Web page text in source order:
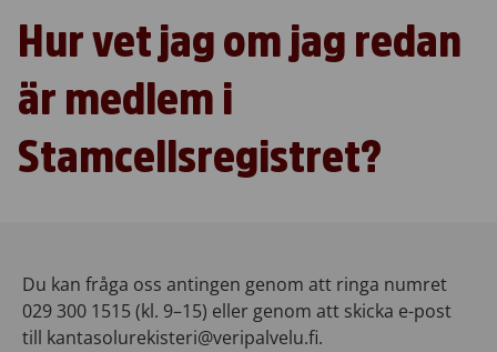
Hur vet jag om jag redan
är medlem i
Stamcellsregistret?
Du kan fråga oss antingen genom att ringa numret
029 300 1515 (kl. 9–15) eller genom att skicka e-post
till kantasolurekisteri@veripalvelu.fi.